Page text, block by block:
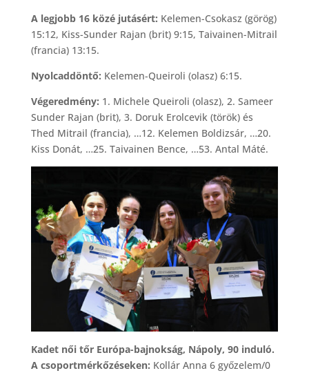
A legjobb 16 közé jutásért: Kelemen-Csokasz (görög)
15:12, Kiss-Sunder Rajan (brit) 9:15, Taivainen-Mitrail
(francia) 13:15.
Nyolcaddöntő: Kelemen-Queiroli (olasz) 6:15.
Végeredmény: 1. Michele Queiroli (olasz), 2. Sameer
Sunder Rajan (brit), 3. Doruk Erolcevik (török) és
Thed Mitrail (francia), …12. Kelemen Boldizsár, …20.
Kiss Donát, …25. Taivainen Bence, …53. Antal Máté.
Kadet női tőr Európa-bajnokság, Nápoly, 90 induló.
A csoportmérkőzéseken: Kollár Anna 6 győzelem/0